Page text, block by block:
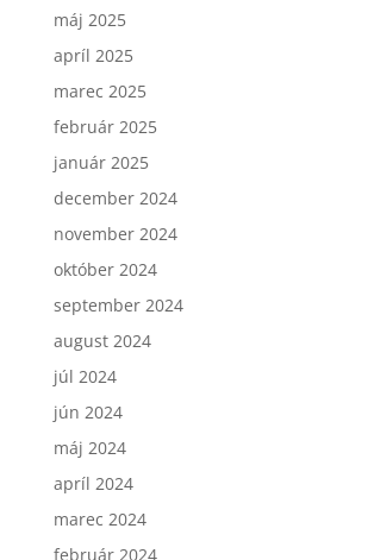
máj 2025
apríl 2025
marec 2025
február 2025
január 2025
december 2024
november 2024
október 2024
september 2024
august 2024
júl 2024
jún 2024
máj 2024
apríl 2024
marec 2024
február 2024